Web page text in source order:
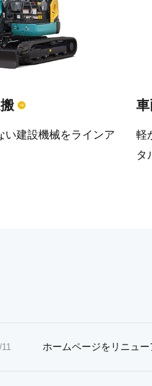
い建設機械をラインア
軽
タ
ホームページをリニュー